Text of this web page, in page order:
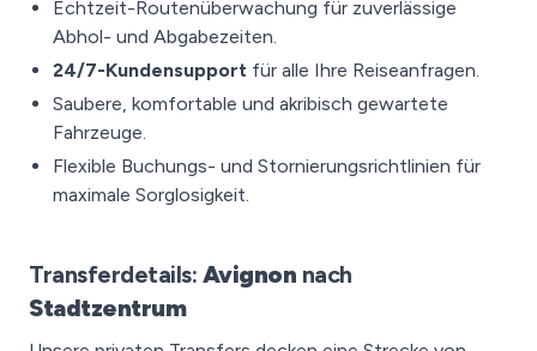
Echtzeit-Routenüberwachung für zuverlässige
Abhol- und Abgabezeiten.
24/7-Kundensupport für alle Ihre Reiseanfragen.
Saubere, komfortable und akribisch gewartete
Fahrzeuge.
Flexible Buchungs- und Stornierungsrichtlinien für
maximale Sorglosigkeit.
Transferdetails: Avignon nach
Stadtzentrum